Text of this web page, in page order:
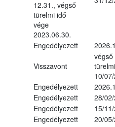
12.31., végső
türelmi idő
vége
2023.06.30.
Engedélyezett
Visszavont
végső
10/
Engedélyezett
Engedélyezett
28/
Engedélyezett
15/
Engedélyezett
20/